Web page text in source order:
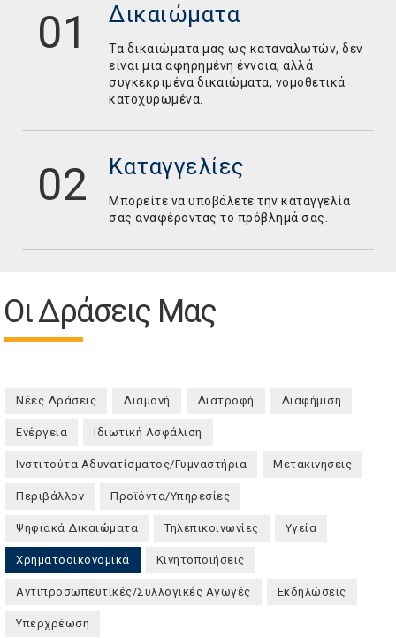
Δικαιώματα
Τα δικαιώματα μας ως καταναλωτών, δεν
είναι μια αφηρημένη έννοια, αλλά
συγκεκριμένα δικαιώματα, νομοθετικά
κατοχυρωμένα.
Καταγγελίες
Mπορείτε να υποβάλετε την καταγγελία
σας αναφέροντας το πρόβλημά σας.
Οι Δράσεις Μας
Νέες Δράσεις Διαμονή Διατροφή Διαφήμιση
Ενέργεια Ιδιωτική Ασφάλιση
Ινστιτούτα Αδυνατίσματος/Γυμναστήρια Μετακινήσεις
Περιβάλλον Προϊόντα/Υπηρεσίες
Ψηφιακά Δικαιώματα Τηλεπικοινωνίες Υγεία
Χρηματοοικονομικά (ενεργή καρτέλα)
Κινητοποιήσεις
Αντιπροσωπευτικές/Συλλογικές Αγωγές Εκδηλώσεις
Υπερχρέωση